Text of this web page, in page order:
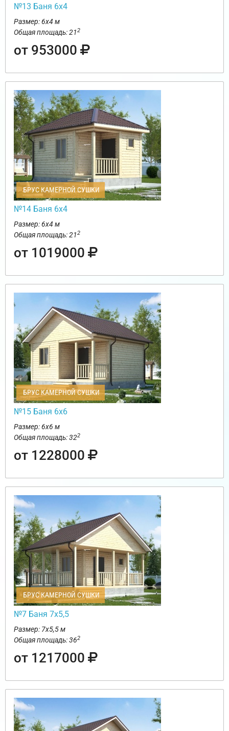
№13 Баня 6х4
Размер: 6х4 м
Общая площадь: 212
от 953000
БРУС КАМЕРНОЙ СУШКИ
№14 Баня 6х4
Размер: 6х4 м
Общая площадь: 212
от 1019000
БРУС КАМЕРНОЙ СУШКИ
№15 Баня 6х6
Размер: 6х6 м
Общая площадь: 322
от 1228000
БРУС КАМЕРНОЙ СУШКИ
№7 Баня 7х5,5
Размер: 7х5,5 м
Общая площадь: 362
от 1217000